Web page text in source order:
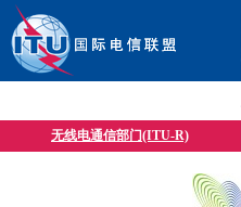
无线电通信部门(ITU-R)